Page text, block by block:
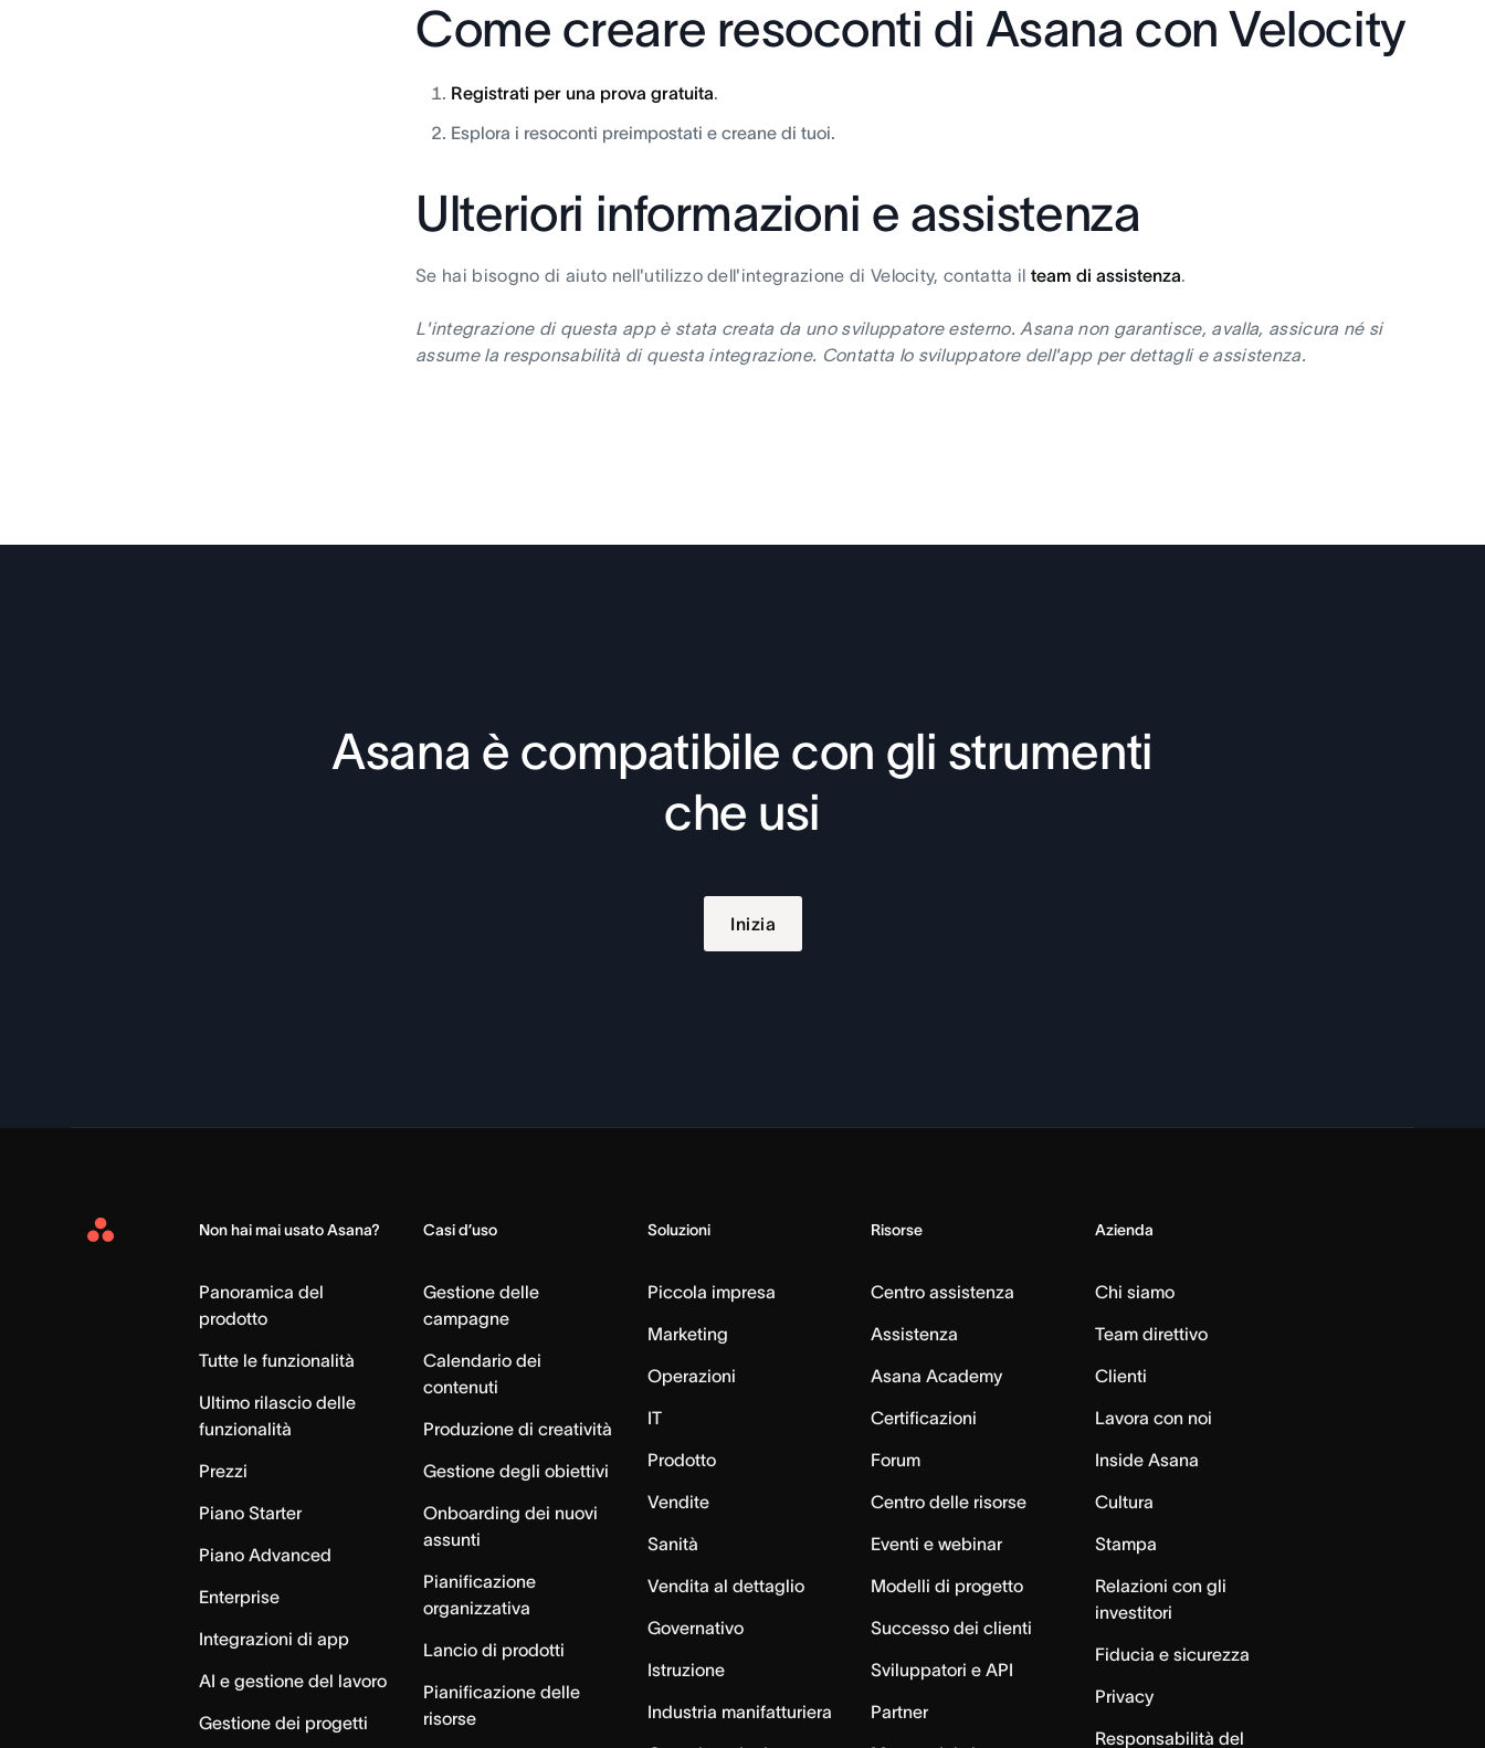
Come creare resoconti di Asana con Velocity
Registrati per una prova gratuita.
Esplora i resoconti preimpostati e creane di tuoi.
Ulteriori informazioni e assistenza
Se hai bisogno di aiuto nell'utilizzo dell'integrazione di Velocity, contatta il team di assistenza.
L'integrazione di questa app è stata creata da uno sviluppatore esterno. Asana non garantisce, avalla, assicura né si
assume la responsabilità di questa integrazione. Contatta lo sviluppatore dell'app per dettagli e assistenza.
Asana è compatibile con gli strumenti
che usi
Inizia
Asana
Non hai mai usato Asana?
Panoramica del
prodotto
Tutte le funzionalità
Ultimo rilascio delle
funzionalità
Prezzi
Piano Starter
Piano Advanced
Enterprise
Integrazioni di app
AI e gestione del lavoro
Gestione dei progetti
Casi d’uso
Gestione delle
campagne
Calendario dei
contenuti
Produzione di creatività
Gestione degli obiettivi
Onboarding dei nuovi
assunti
Pianificazione
organizzativa
Lancio di prodotti
Pianificazione delle
risorse
Soluzioni
Piccola impresa
Marketing
Operazioni
IT
Prodotto
Vendite
Sanità
Vendita al dettaglio
Governativo
Istruzione
Industria manifatturiera
Risorse
Centro assistenza
Assistenza
Asana Academy
Certificazioni
Forum
Centro delle risorse
Eventi e webinar
Modelli di progetto
Successo dei clienti
Sviluppatori e API
Partner
Azienda
Chi siamo
Team direttivo
Clienti
Lavora con noi
Inside Asana
Cultura
Stampa
Relazioni con gli
investitori
Fiducia e sicurezza
Privacy
Responsabilità del